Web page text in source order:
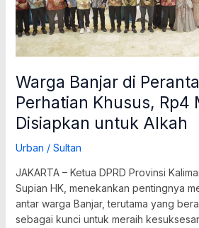
Warga Banjar di
Perhatian Khusus, Rp4
Disiapkan untuk Alkah
Urban / Sultan
JAKARTA – Ketua DPRD Provinsi
Supian HK, menekankan pentingnya
antar warga Banjar, terutama yang
sebagai kunci untuk meraih
Disiapkan
untuk
Alkah